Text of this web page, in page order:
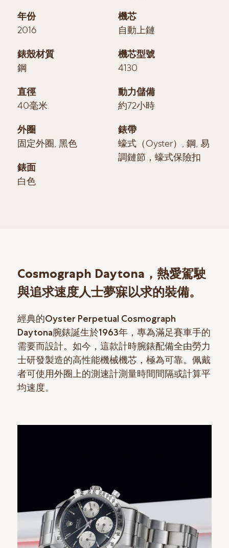
年份
2016
錶殼材質
鋼
直徑
40毫米
外圈
固定外圈, 黑色
錶面
白色
機芯
自動上鏈
機芯型號
4130
動力儲備
約72小時
錶帶
蠔式（Oyster）, 鋼, 易
調鏈節，蠔式保險扣
Cosmograph Daytona，熱愛駕駛
與追求速度人士夢寐以求的裝備。
經典的Oyster Perpetual Cosmograph
Daytona腕錶誕生於1963年，專為滿足賽車手的
需要而設計。如今，這款計時腕錶配備全由勞力
士研發製造的高性能機械機芯，極為可靠。佩戴
者可使用外圈上的測速計測量時間間隔或計算平
均速度。